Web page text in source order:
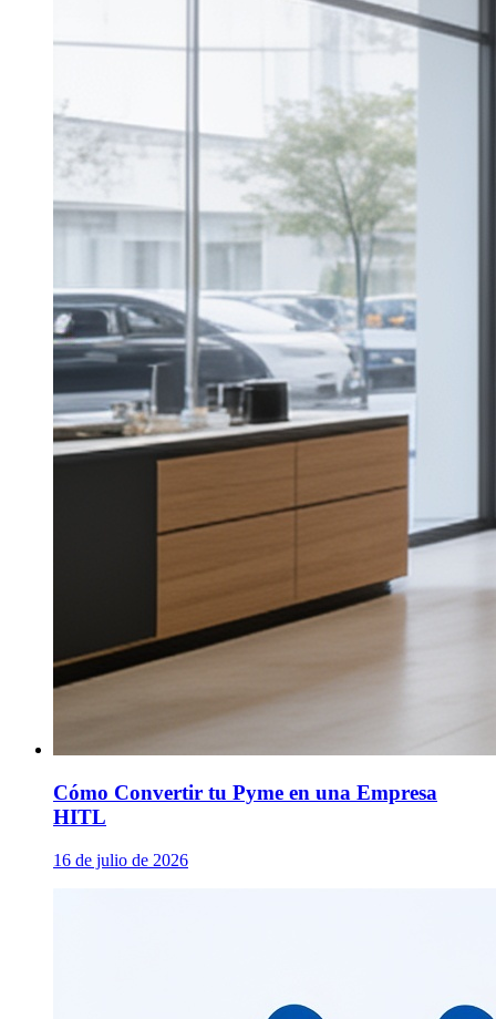
Cómo Convertir tu Pyme en una Empresa
HITL
16 de julio de 2026